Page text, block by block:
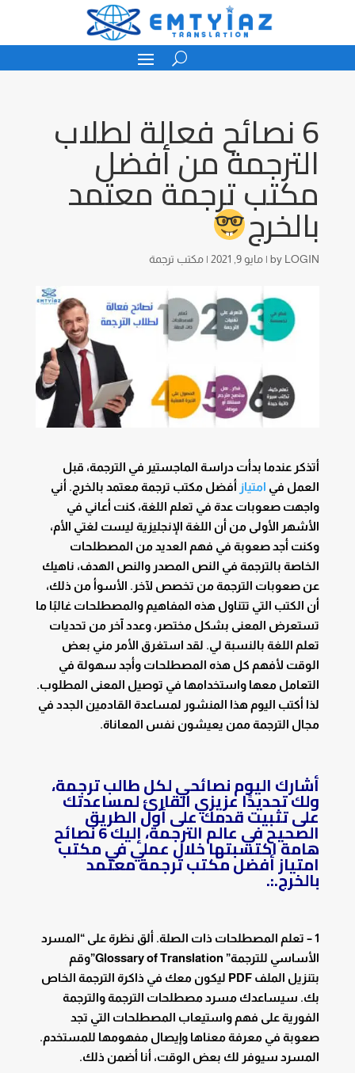
6 نصائح فعالة لطلاب
الترجمة من أفضل
مكتب ترجمة معتمد
بالخرج
by LOGIN
| مايو 9, 2021 | مكتب ترجمة
أتذكر عندما بدأت دراسة الماجستير في الترجمة، قبل
العمل في امتياز أفضل مكتب ترجمة معتمد بالخرج. أني
واجهت صعوبات عدة في تعلم اللغة، كنت أعاني في
الأشهر الأولى من أن اللغة الإنجليزية ليست لغتي الأم،
وكنت أجد صعوبة في فهم العديد من المصطلحات
الخاصة بالترجمة في النص المصدر والنص الهدف، ناهيك
عن صعوبات الترجمة من تخصص لآخر. الأسوأ من ذلك،
أن الكتب التي تتناول هذه المفاهيم والمصطلحات غالبًا ما
تستعرض المعنى بشكل مختصر، وعدد آخر من تحديات
تعلم اللغة بالنسبة لي. لقد استغرق الأمر مني بعض
الوقت لأفهم كل هذه المصطلحات وأجد سهولة في
التعامل معها واستخدامها في توصيل المعنى المطلوب.
لذا أكتب اليوم هذا المنشور لمساعدة القادمين الجدد في
مجال الترجمة ممن يعيشون نفس المعاناة.
أشارك اليوم نصائحي لكل طالب ترجمة،
ولك تحديدًا عزيزي القارئ لمساعدتك
على تثبيت قدمك على أول الطريق
الصحيح في عالم الترجمة، إليك 6 نصائح
هامة اكتسبتها خلال عملي فيمكتب
امتيازأفضل مكتب ترجمة معتمد
بالخرج.:.
1 – تعلم المصطلحات ذات الصلة. ألق نظرة على “المسرد
الأساسي للترجمة” Glossary of Translation”وقم
بتنزيل الملف PDF ليكون معك في ذاكرة الترجمة الخاص
بك. سيساعدك مسرد مصطلحات الترجمة والترجمة
الفورية على فهم واستيعاب المصطلحات التي تجد
صعوبة في معرفة معناها وإيصال مفهومها للمستخدم.
المسرد سيوفر لك بعض الوقت، أنا أضمن ذلك.